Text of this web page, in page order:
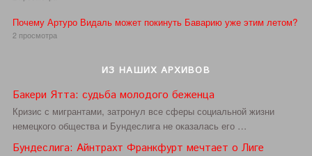
Почему Артуро Видаль может покинуть Баварию уже этим летом?
2 просмотра
ИЗ НАШИХ АРХИВОВ
Бакери Ятта: судьба молодого беженца
Кризис с мигрантами, затронул все сферы социальной жизни
немецкого общества и Бундеслига не оказалась его …
Бундеслига: Айнтрахт Франкфурт мечтает о Лиге